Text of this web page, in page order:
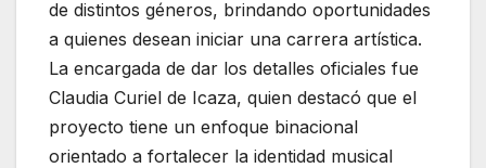
de distintos géneros, brindando oportunidades
a quienes desean iniciar una carrera artística.
La encargada de dar los detalles oficiales fue
Claudia Curiel de Icaza, quien destacó que el
proyecto tiene un enfoque binacional
orientado a fortalecer la identidad musical